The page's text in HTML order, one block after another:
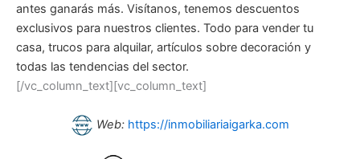
antes ganarás más. Visítanos, tenemos descuentos
exclusivos para nuestros clientes. Todo para vender tu
casa, trucos para alquilar, artículos sobre decoración y
todas las tendencias del sector.
[/vc_column_text][vc_column_text]
Web: https://inmobiliariaigarka.com